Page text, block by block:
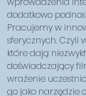
dodatkowo
Pracujemy w
sferycznych. Czyli
które dają
doświadczający
wrażenie
go jako narzędzie